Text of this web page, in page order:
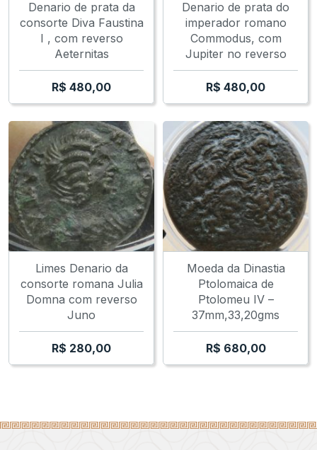
Denario de prata da
consorte Diva Faustina
I , com reverso
Aeternitas
R$ 480,00
Denario de prata do
imperador romano
Commodus, com
Jupiter no reverso
R$ 480,00
Limes Denario da
consorte romana Julia
Domna com reverso
Juno
R$ 280,00
Moeda da Dinastia
Ptolomaica de
Ptolomeu IV –
37mm,33,20gms
R$ 680,00